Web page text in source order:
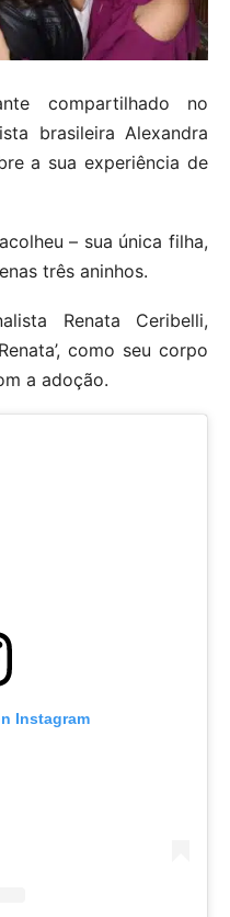
compartilhado no
brasileira Alexandra
a sua experiência de
– sua única filha,
três aninhos.
Renata Ceribelli,
como seu corpo
a adoção.
Instagram